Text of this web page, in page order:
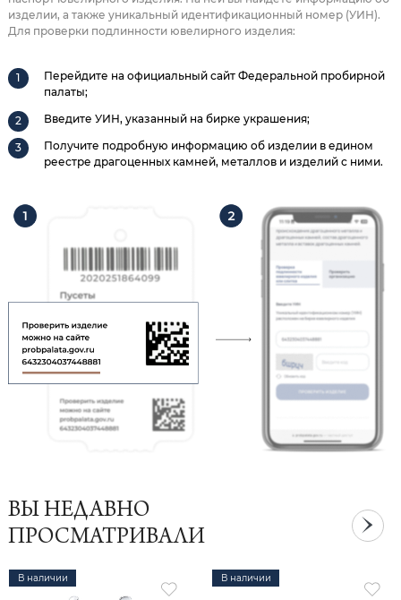
изделии, а также уникальный идентификационный номер (УИН).
Для проверки подлинности ювелирного изделия:
Перейдите на официальный сайт Федеральной пробирной
палаты;
Введите УИН, указанный на бирке украшения;
Получите подробную информацию об изделии в едином
реестре драгоценных камней, металлов и изделий с ними.
ВЫ НЕДАВНО
ПРОСМАТРИВАЛИ
В наличии В наличии